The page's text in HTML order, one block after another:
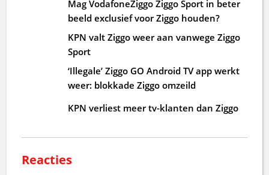
Mag VodafoneZiggo Ziggo Sport in beter
beeld exclusief voor Ziggo houden?
KPN valt Ziggo weer aan vanwege Ziggo
Sport
‘Illegale’ Ziggo GO Android TV app werkt
weer: blokkade Ziggo omzeild
KPN verliest meer tv-klanten dan Ziggo
Reacties